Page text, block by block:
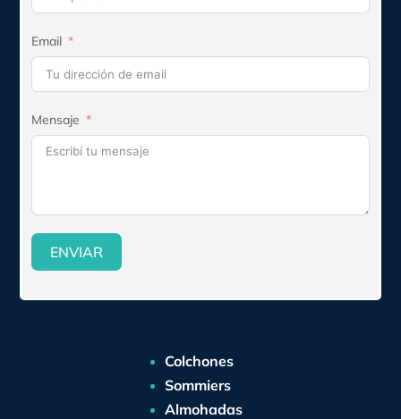
Colchones
Sommiers
Almohadas
Email
Mensaje
ENVIAR